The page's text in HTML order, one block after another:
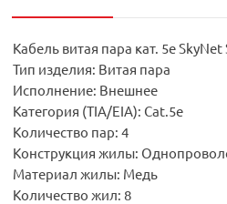
Кабель витая пара кат. 5е
Тип изделия: Витая пара
Исполнение: Внешнее
Категория (TIA/EIA): Cat.5e
Количество пар: 4
Конструкция жилы:
Материал жилы: Медь
Количество жил: 8